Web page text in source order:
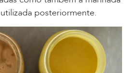
posteriormente.